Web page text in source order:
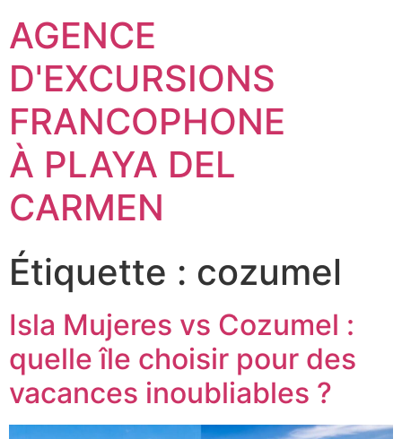
AGENCE
D'EXCURSIONS
FRANCOPHONE
À PLAYA DEL
CARMEN
Étiquette : cozumel
Isla Mujeres vs Cozumel :
quelle île choisir pour des
vacances inoubliables ?